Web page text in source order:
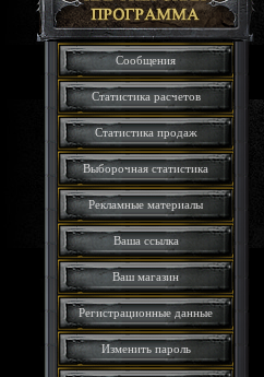
Сообщения
Статистика расчетов
Статистика продаж
Выборочная статистика
Рекламные материалы
Ваша ссылка
Ваш магазин
Регистрационные данные
Изменить пароль